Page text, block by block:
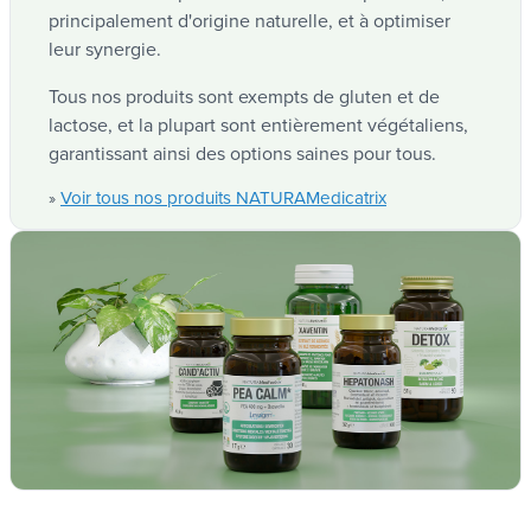
pluvialis.Cette microalgue est capable de
produire une très haute quantité de ce pigment
rouge appartenant à la famille des caroténoïdes.
Cela se produit dans des conditions de stress
(salinité élevée, températures élevées et
lumière…).
Haematococcus pluvialis
dont
Astaxanthine
80 mg
8 mg
NUT
PL_979/176 NUT_PL_979/260
ACL
6360557
Forme galénique
principalement d'origine naturelle, et à optimiser
leur synergie.
Tous nos produits sont exempts de gluten et de
lactose, et la plupart sont entièrement végétaliens,
garantissant ainsi des options saines pour tous.
» Voir tous nos produits NATURAMedicatrix